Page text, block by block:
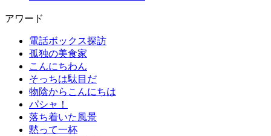
アワード
電話ボックス探訪
孤独の美食家
こんにちわん
そっちは駄目だ
物陰からこんにちは
パシャ！
落ち着いた風景
黙って一杯